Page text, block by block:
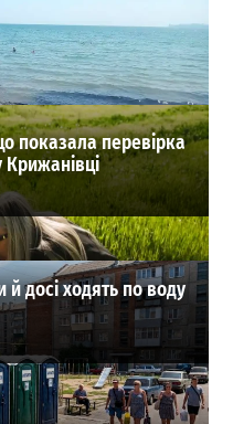
показала перевірка
Крижанівці
досі ходять по воду